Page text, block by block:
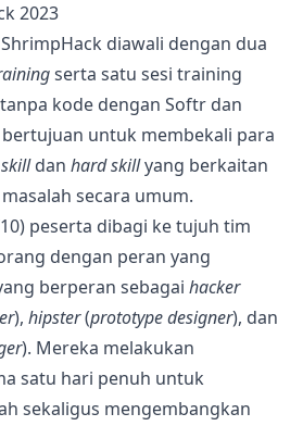
2023
diawali dengan dua
serta satu sesi training
kode dengan Softr dan
untuk membekali para
dan hard skillyang berkaitan
secara umum.
peserta dibagi ke tujuh tim
dengan peran yang
berperan sebagai hacker
), hipster(prototype designer), dan
). Mereka melakukan
satu hari penuh untuk
sekaligus mengembangkan